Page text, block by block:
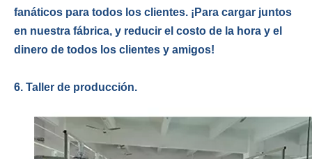
fanáticos para todos los clientes. ¡Para cargar juntos
en nuestra fábrica, y reducir el costo de la hora y el
dinero de todos los clientes y amigos!
6. Taller de producción.